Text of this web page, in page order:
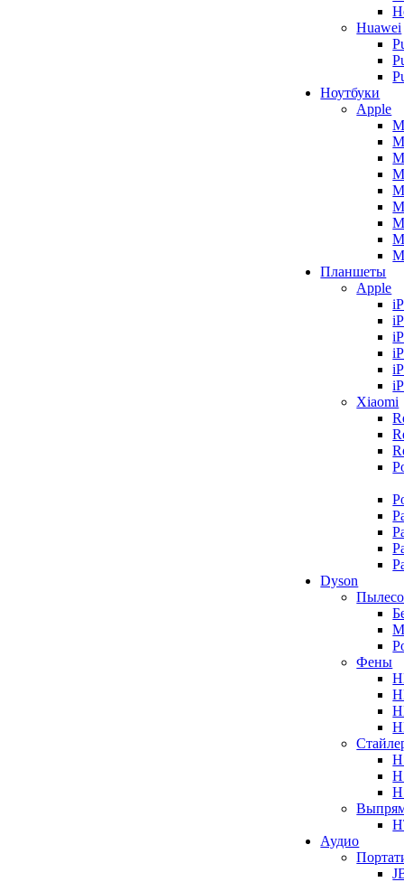
Huawei
Ноутбуки
Apple
Планшеты
Apple
Xiaomi
Dyson
Фены
Аудио